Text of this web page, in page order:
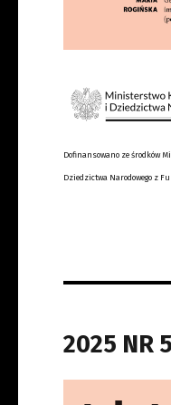
Dofinansowano ze środków
Dziedzictwa Narodowego z
2025 NR